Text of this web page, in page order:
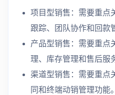
项目型销售：需要重点
跟踪、团队协作和回款
产品型销售：需要重点
理、库存管理和售后服
渠道型销售：需要重点
同和终端动销管理功能。